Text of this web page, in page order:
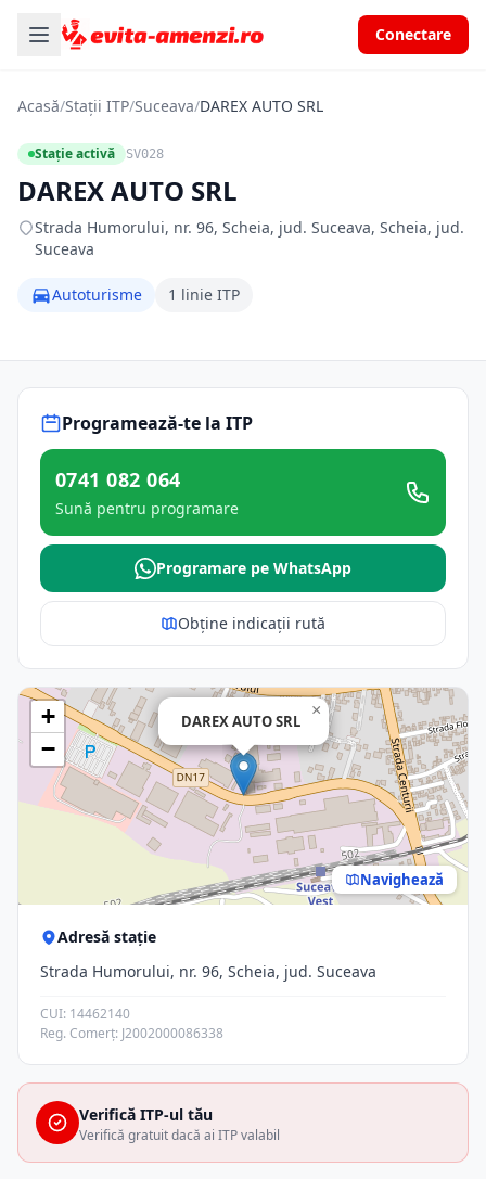
Conectare
Acasă/Stații ITP/Suceava/DAREX AUTO SRL
Stație activă SV028
DAREX AUTO SRL
Strada Humorului, nr. 96, Scheia, jud. Suceava, Scheia, jud.
Suceava
Autoturisme 1 linie ITP
Programează-te la ITP
0741 082 064
Sună pentru programare
Programare pe WhatsApp
Obține indicații rută
DAREX AUTO SRL
×
+
−
Navighează
Adresă stație
Strada Humorului, nr. 96, Scheia, jud. Suceava
CUI: 14462140
Reg. Comerț: J2002000086338
Verifică ITP-ul tău
Verifică gratuit dacă ai ITP valabil